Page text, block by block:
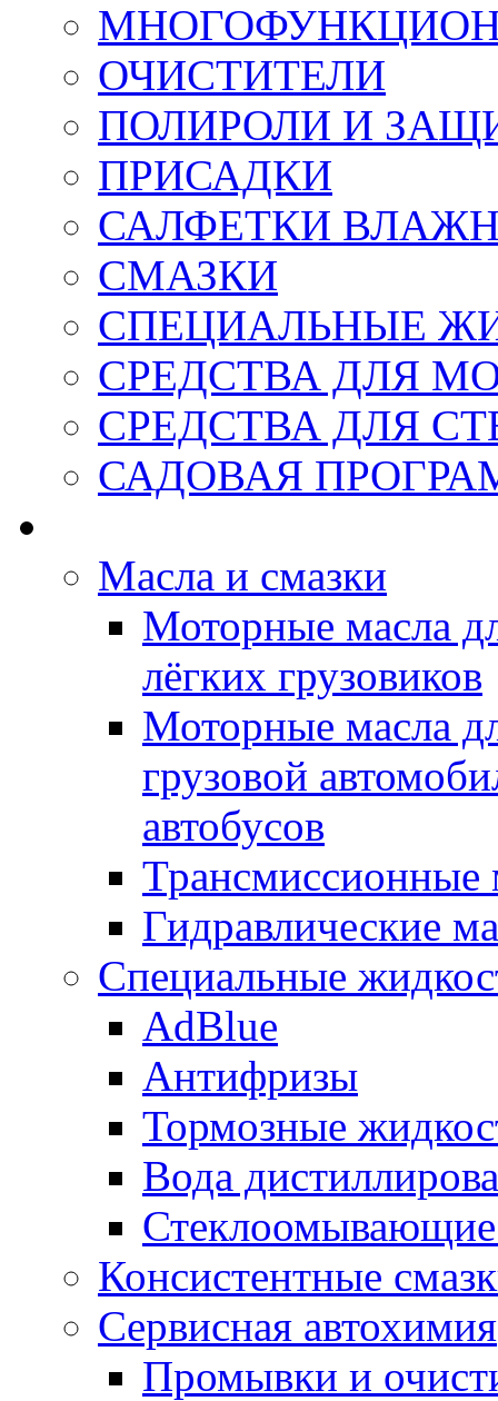
ОЧИСТИТЕЛИ
ПОЛИРОЛИ И
ПРИСАДКИ
САЛФЕТКИ
СМАЗКИ
СПЕЦИАЛЬНЫЕ
СРЕДСТВА ДЛЯ
СРЕДСТВА ДЛЯ
САДОВАЯ
Масла и смазки
Моторные масла
лёгких грузовиков
Моторные масла
грузовой
автобусов
Трансмиссионные
Гидравлические
Специальные
AdBlue
Антифризы
Тормозные
Вода
Консистентные
Сервисная автохимия
Промывки и